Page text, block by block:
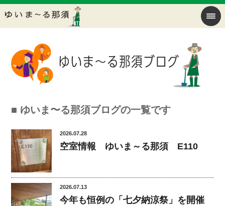
■ ゆいま〜る那須ブログの一覧です
2026.07.28
空室情報 ゆいま～る那須 E110
2026.07.13
今年も恒例の「七夕納涼祭」を開催